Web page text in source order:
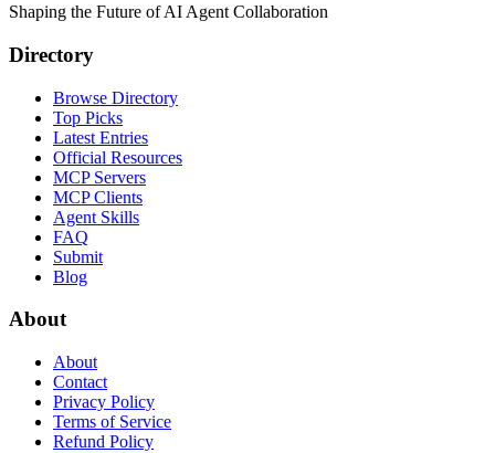
Shaping the Future of AI Agent Collaboration
Directory
Browse Directory
Top Picks
Latest Entries
Official Resources
MCP Servers
MCP Clients
Agent Skills
FAQ
Submit
Blog
About
About
Contact
Privacy Policy
Terms of Service
Refund Policy